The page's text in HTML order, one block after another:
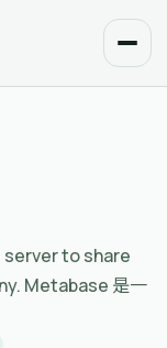
to share
Metabase 是一